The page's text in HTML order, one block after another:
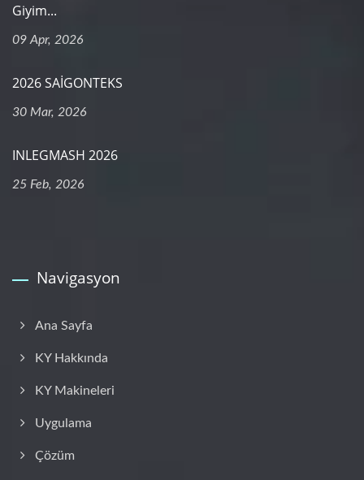
Giyim...
09 Apr, 2026
2026 SAİGONTEKS
30 Mar, 2026
INLEGMASH 2026
25 Feb, 2026
Navigasyon
Ana Sayfa
KY Hakkında
KY Makineleri
Uygulama
Çözüm